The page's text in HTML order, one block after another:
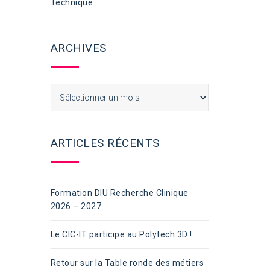
Technique
ARCHIVES
ARTICLES RÉCENTS
Formation DIU Recherche Clinique
2026 – 2027
Le CIC-IT participe au Polytech 3D !
Retour sur la Table ronde des métiers